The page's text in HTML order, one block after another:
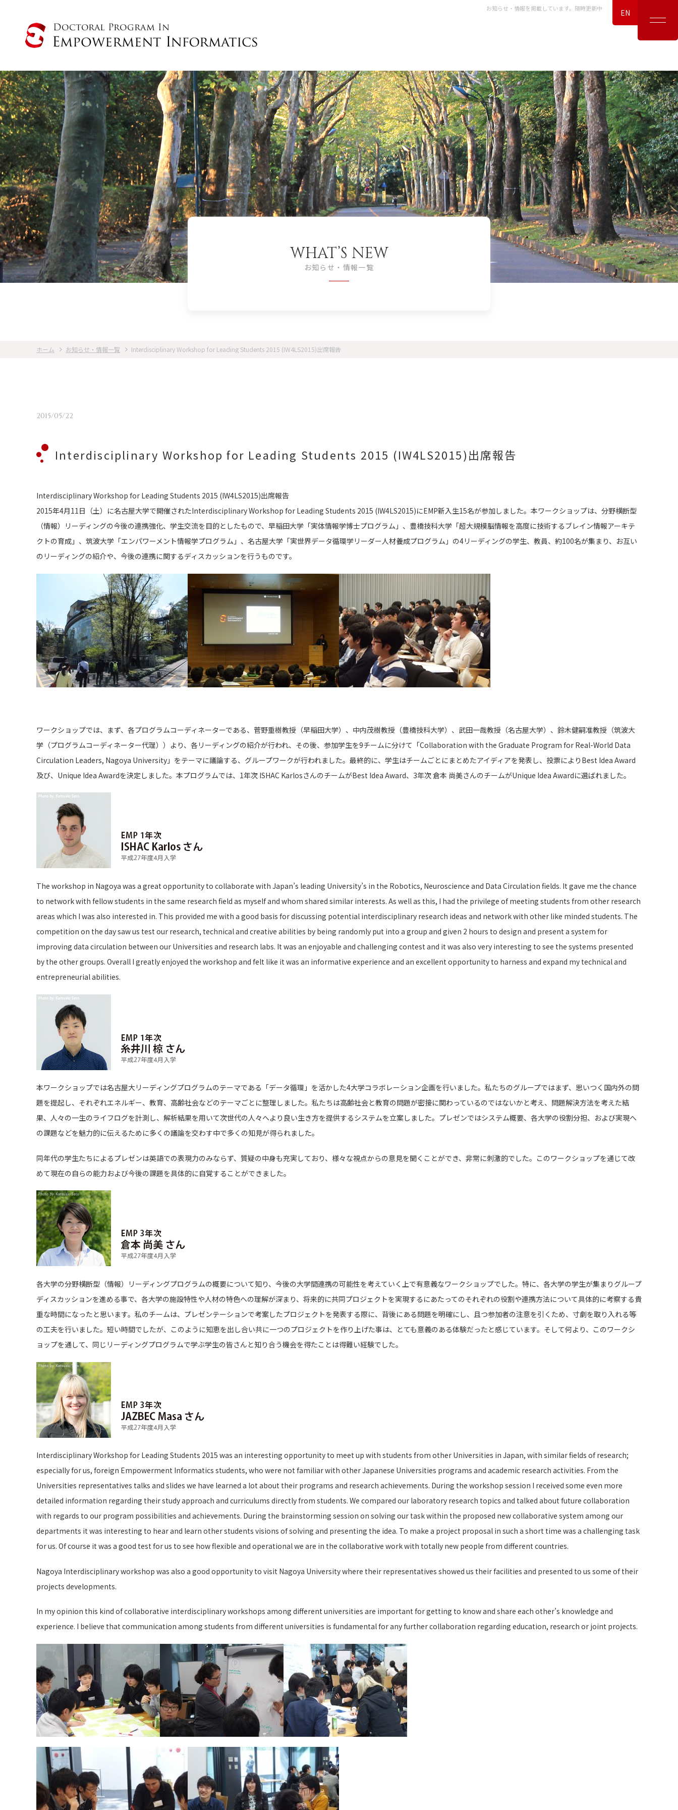
お知らせ・情報を掲載しています。随時更新中 EN
WHAT’S NEW
お知らせ・情報一覧
ホーム お知らせ・情報一覧 Interdisciplinary Workshop for Leading Students 2015 (IW4LS2015)出席報告
2015/05/22
Interdisciplinary Workshop for Leading Students 2015 (IW4LS2015)出席報告
Interdisciplinary Workshop for Leading Students 2015 (IW4LS2015)出席報告
2015年4月11日（土）に名古屋大学で開催されたInterdisciplinary Workshop for Leading Students 2015 (IW4LS2015)にEMP新入生15名が参加しました。本ワークショップは、分野横断型
（情報）リーディングの今後の連携強化、学生交流を目的としたもので、早稲田大学「実体情報学博士プログラム」、豊橋技科大学「超大規模脳情報を高度に技術するブレイン情報アーキテ
クトの育成」、筑波大学「エンパワーメント情報学プログラム」、名古屋大学「実世界データ循環学リーダー人材養成プログラム」の4リーディングの学生、教員、約100名が集まり、お互い
のリーディングの紹介や、今後の連携に関するディスカッションを行うものです。
ワークショップでは、まず、各プログラムコーディネーターである、菅野重樹教授（早稲田大学）、中内茂樹教授（豊橋技科大学）、武田一哉教授（名古屋大学）、鈴木健嗣准教授（筑波大
学（プログラムコーディネーター代理））より、各リーディングの紹介が行われ、その後、参加学生を9チームに分けて「Collaboration with the Graduate Program for Real-World Data
Circulation Leaders, Nagoya University」をテーマに議論する、グループワークが行われました。最終的に、学生はチームごとにまとめたアイディアを発表し、投票によりBest Idea Award
及び、Unique Idea Awardを決定しました。本プログラムでは、1年次 ISHAC KarlosさんのチームがBest Idea Award、3年次 倉本 尚美さんのチームがUnique Idea Awardに選ばれました。
The workshop in Nagoya was a great opportunity to collaborate with Japan’s leading University’s in the Robotics, Neuroscience and Data Circulation fields. It gave me the chance
to network with fellow students in the same research field as myself and whom shared similar interests. As well as this, I had the privilege of meeting students from other research
areas which I was also interested in. This provided me with a good basis for discussing potential interdisciplinary research ideas and network with other like minded students. The
competition on the day saw us test our research, technical and creative abilities by being randomly put into a group and given 2 hours to design and present a system for
improving data circulation between our Universities and research labs. It was an enjoyable and challenging contest and it was also very interesting to see the systems presented
by the other groups. Overall I greatly enjoyed the workshop and felt like it was an informative experience and an excellent opportunity to harness and expand my technical and
entrepreneurial abilities.
本ワークショップでは名古屋大リーディングプログラムのテーマである「データ循環」を活かした4大学コラボレーション企画を行いました。私たちのグループではまず、思いつく国内外の問
題を提起し、それぞれエネルギー、教育、高齢社会などのテーマごとに整理しました。私たちは高齢社会と教育の問題が密接に関わっているのではないかと考え、問題解決方法を考えた結
果、人々の一生のライフログを計測し、解析結果を用いて次世代の人々へより良い生き方を提供するシステムを立案しました。プレゼンではシステム概要、各大学の役割分担、および実現へ
の課題などを魅力的に伝えるために多くの議論を交わす中で多くの知見が得られました。
同年代の学生たちによるプレゼンは英語での表現力のみならず、質疑の中身も充実しており、様々な視点からの意見を聞くことができ、非常に刺激的でした。このワークショップを通じて改
めて現在の自らの能力および今後の課題を具体的に自覚することができました。
各大学の分野横断型（情報）リーディングプログラムの概要について知り、今後の大学間連携の可能性を考えていく上で有意義なワークショップでした。特に、各大学の学生が集まりグループ
ディスカッションを進める事で、各大学の施設特性や人材の特色への理解が深まり、将来的に共同プロジェクトを実現するにあたってのそれぞれの役割や連携方法について具体的に考察する貴
重な時間になったと思います。私のチームは、プレゼンテーションで考案したプロジェクトを発表する際に、背後にある問題を明確にし、且つ参加者の注意を引くため、寸劇を取り入れる等
の工夫を行いました。短い時間でしたが、このように知恵を出し合い共に一つのプロジェクトを作り上げた事は、とても意義のある体験だったと感じています。そして何より、このワークシ
ョップを通して、同じリーディングプログラムで学ぶ学生の皆さんと知り合う機会を得たことは得難い経験でした。
Interdisciplinary Workshop for Leading Students 2015 was an interesting opportunity to meet up with students from other Universities in Japan, with similar fields of research;
especially for us, foreign Empowerment Informatics students, who were not familiar with other Japanese Universities programs and academic research activities. From the
Universities representatives talks and slides we have learned a lot about their programs and research achievements. During the workshop session I received some even more
detailed information regarding their study approach and curriculums directly from students. We compared our laboratory research topics and talked about future collaboration
with regards to our program possibilities and achievements. During the brainstorming session on solving our task within the proposed new collaborative system among our
departments it was interesting to hear and learn other students visions of solving and presenting the idea. To make a project proposal in such a short time was a challenging task
for us. Of course it was a good test for us to see how flexible and operational we are in the collaborative work with totally new people from different countries.
Nagoya Interdisciplinary workshop was also a good opportunity to visit Nagoya University where their representatives showed us their facilities and presented to us some of their
projects developments.
In my opinion this kind of collaborative interdisciplinary workshops among different universities are important for getting to know and share each other’s knowledge and
experience. I believe that communication among students from different universities is fundamental for any further collaboration regarding education, research or joint projects.